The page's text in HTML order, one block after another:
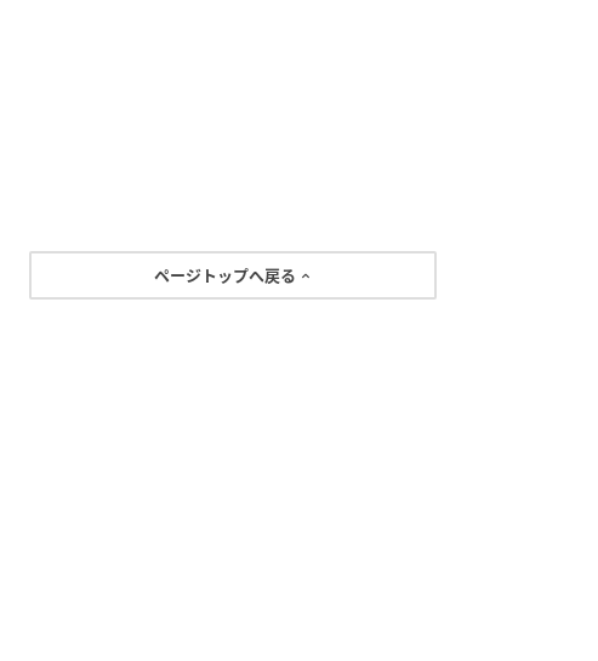
ページトップへ戻る